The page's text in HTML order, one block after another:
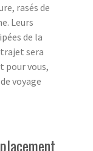
rasés de
Leurs
de la
sera
pour vous,
voyage